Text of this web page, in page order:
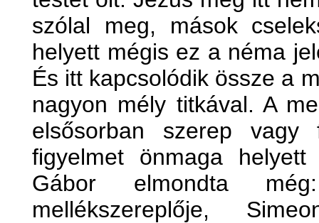
szólal meg, mások
helyett mégis ez a néma
És itt kapcsolódik össze a
nagyon mély titkával. A
elsősorban szerep
figyelmet önmaga
Gábor elmondta
mellékszereplője,